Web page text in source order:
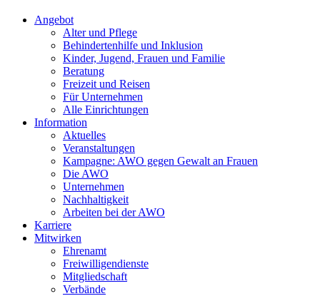
Angebot
Alter und Pflege
Behindertenhilfe und Inklusion
Kinder, Jugend, Frauen und Familie
Beratung
Freizeit und Reisen
Für Unternehmen
Alle Einrichtungen
Information
Aktuelles
Veranstaltungen
Kampagne: AWO gegen Gewalt an Frauen
Die AWO
Unternehmen
Nachhaltigkeit
Arbeiten bei der AWO
Karriere
Mitwirken
Ehrenamt
Freiwilligendienste
Mitgliedschaft
Verbände